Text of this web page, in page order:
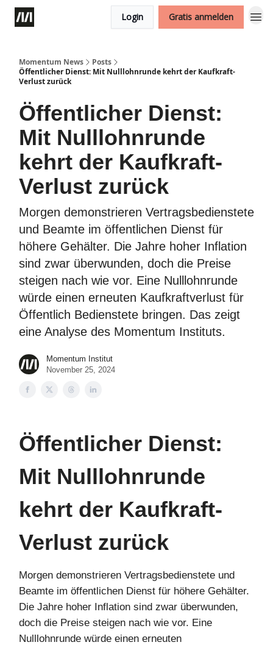
Login Gratis anmelden
Momentum News
Posts
Öffentlicher Dienst: Mit Nulllohnrunde kehrt der Kaufkraft-
Verlust zurück
Öffentlicher Dienst:
Mit Nulllohnrunde
kehrt der Kaufkraft-
Verlust zurück
Morgen demonstrieren Vertragsbedienstete
und Beamte im öffentlichen Dienst für
höhere Gehälter. Die Jahre hoher Inflation
sind zwar überwunden, doch die Preise
steigen nach wie vor. Eine Nulllohnrunde
würde einen erneuten Kaufkraftverlust für
Öffentlich Bedienstete bringen. Das zeigt
eine Analyse des Momentum Instituts.
Momentum Institut
November 25, 2024
Öffentlicher Dienst:
Mit Nulllohnrunde
kehrt der Kaufkraft-
Verlust zurück
Morgen demonstrieren Vertragsbedienstete und
Beamte im öffentlichen Dienst für höhere Gehälter.
Die Jahre hoher Inflation sind zwar überwunden,
doch die Preise steigen nach wie vor. Eine
Nulllohnrunde würde einen erneuten